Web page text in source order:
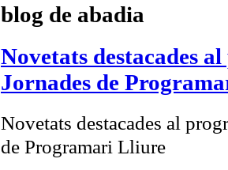
blog de abadia
Novetats destacades
Jornades de
Novetats destacades al
de Programari Lliure